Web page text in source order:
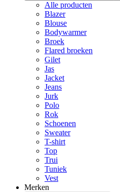
Alle producten
Blazer
Blouse
Bodywarmer
Broek
Flared broeken
Gilet
Jas
Jacket
Jeans
Jurk
Polo
Rok
Schoenen
Sweater
T-shirt
Top
Trui
Tuniek
Vest
Merken